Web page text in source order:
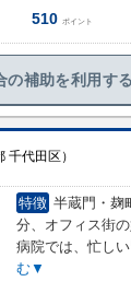
510 ポイント
の補助を利用す
千代田区）
特徴 半蔵門・麹
分、オフィス街
病院では、忙し
む▼